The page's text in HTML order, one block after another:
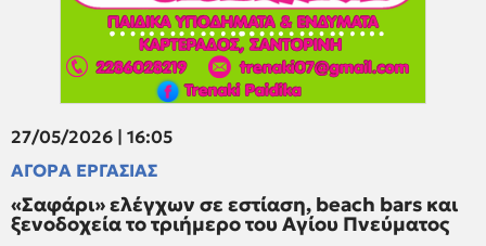
27/05/2026 | 16:05
ΑΓΟΡΑ ΕΡΓΑΣΙΑΣ
«Σαφάρι» ελέγχων σε εστίαση, beach bars και
ξενοδοχεία το τριήμερο του Αγίου Πνεύματος